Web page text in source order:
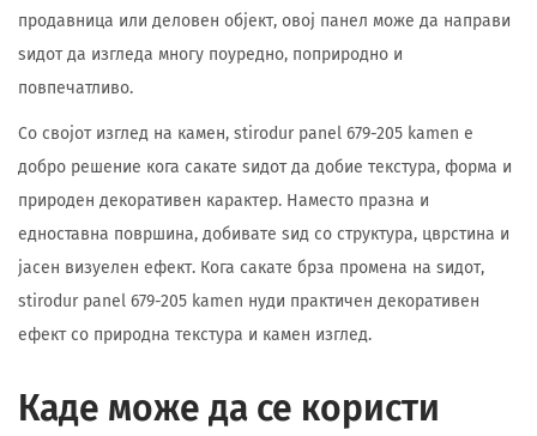
продавница или деловен објект, овој панел може да направи
ѕидот да изгледа многу поуредно, поприродно и
повпечатливо.
Со својот изглед на камен, stirodur panel 679-205 kamen е
добро решение кога сакате ѕидот да добие текстура, форма и
природен декоративен карактер. Наместо празна и
едноставна површина, добивате ѕид со структура, цврстина и
јасен визуелен ефект. Кога сакате брза промена на ѕидот,
stirodur panel 679-205 kamen нуди практичен декоративен
ефект со природна текстура и камен изглед.
Каде може да се користи